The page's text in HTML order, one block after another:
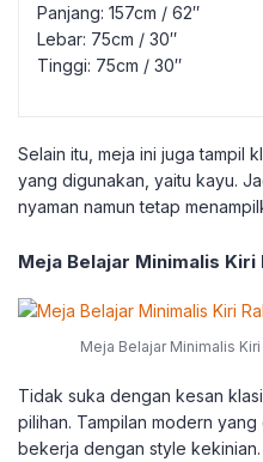
Panjang: 157cm / 62″
Lebar: 75cm / 30″
Tinggi: 75cm / 30″
Selain itu, meja ini juga tampil
yang digunakan, yaitu kayu.
nyaman namun tetap
Meja Belajar Minimalis Kiri
Meja Belajar Minimalis
Tidak suka dengan kesan
pilihan. Tampilan modern
bekerja dengan style